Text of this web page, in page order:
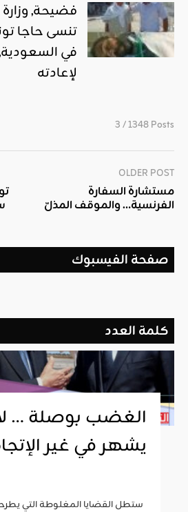
فضيحة, وزارة
تنسى حاجا
في
لإعادته
3 / 1348 Posts
OLDER POST
مستشارة السفارة
الفرنسية… والموقف المذلّ
صفحة الفيسبوك
كلمة العدد
الغضب بوصلة …
يشهر في غير